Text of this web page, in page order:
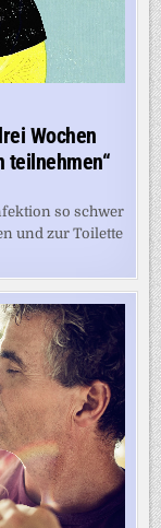
Wochen
teilnehmen“
so schwer
und zur Toilette